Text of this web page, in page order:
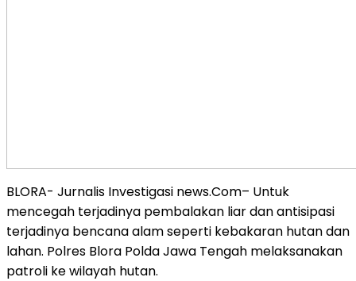
BLORA- Jurnalis Investigasi news.Com– Untuk
mencegah terjadinya pembalakan liar dan antisipasi
terjadinya bencana alam seperti kebakaran hutan dan
lahan. Polres Blora Polda Jawa Tengah melaksanakan
patroli ke wilayah hutan.